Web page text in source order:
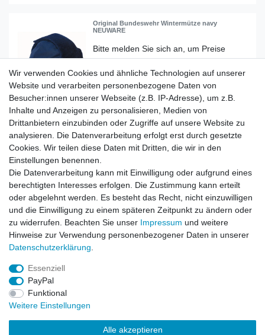
Original Bundeswehr Wintermütze navy
NEUWARE
Artikel anzeigen
Original Bundeswehr Wintermütze oliv
NEUWARE
Artikel anzeigen
Russian Style Tschapka grau
Wir verwenden Cookies und ähnliche Technologien auf unserer
Website und verarbeiten personenbezogene Daten von
Besucher:innen unserer Webseite (z.B. IP-Adresse), um z.B.
Inhalte und Anzeigen zu personalisieren, Medien von
Drittanbietern einzubinden oder Zugriffe auf unsere Website zu
analysieren. Die Datenverarbeitung erfolgt erst durch gesetzte
Cookies. Wir teilen diese Daten mit Dritten, die wir in den
Einstellungen benennen.
Die Datenverarbeitung kann mit Einwilligung oder aufgrund eines
berechtigten Interesses erfolgen. Die Zustimmung kann erteilt
oder abgelehnt werden. Es besteht das Recht, nicht einzuwilligen
und die Einwilligung zu einem späteren Zeitpunkt zu ändern oder
zu widerrufen. Beachten Sie unser Impressum und weitere
Hinweise zur Verwendung personenbezogener Daten in unserer
Daten­schutz­erklärung
Essenziell
PayPal
Funktional
Weitere Einstellungen
Alle akzeptieren